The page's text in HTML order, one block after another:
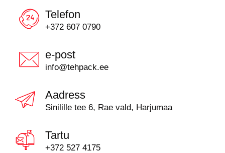
Telefon
+372 607 0790
e-post
info@tehpack.ee
Aadress
Sinilille tee 6, Rae vald, Harjumaa
Tartu
+372 527 4175